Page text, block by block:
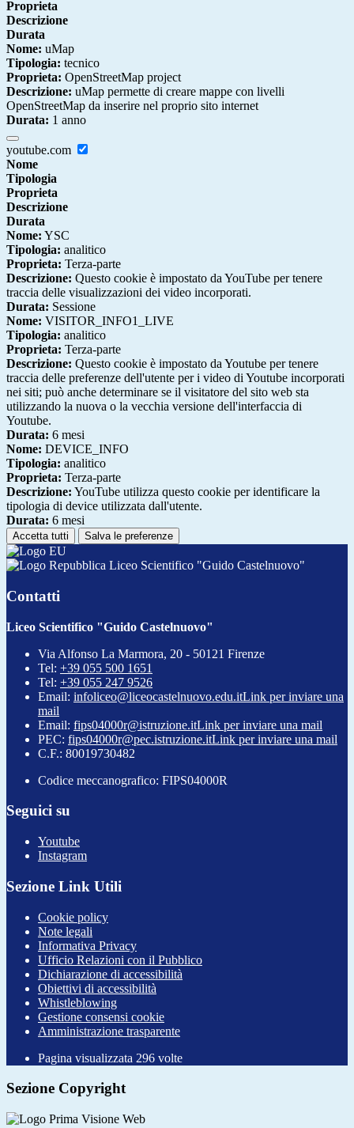
Proprieta
Descrizione
Durata
Nome: uMap
Tipologia: tecnico
Proprieta: OpenStreetMap project
Descrizione: uMap permette di creare mappe con livelli
OpenStreetMap da inserire nel proprio sito internet
Durata: 1 anno
youtube.com
Nome
Tipologia
Proprieta
Descrizione
Durata
Nome: YSC
Tipologia: analitico
Proprieta: Terza-parte
Descrizione: Questo cookie è impostato da YouTube per tenere
traccia delle visualizzazioni dei video incorporati.
Durata: Sessione
Nome: VISITOR_INFO1_LIVE
Tipologia: analitico
Proprieta: Terza-parte
Descrizione: Questo cookie è impostato da Youtube per tenere
traccia delle preferenze dell'utente per i video di Youtube incorporati
nei siti; può anche determinare se il visitatore del sito web sta
utilizzando la nuova o la vecchia versione dell'interfaccia di
Youtube.
Durata: 6 mesi
Nome: DEVICE_INFO
Tipologia: analitico
Proprieta: Terza-parte
Descrizione: YouTube utilizza questo cookie per identificare la
tipologia di device utilizzata dall'utente.
Durata: 6 mesi
Accetta tutti Salva le preferenze
Liceo Scientifico "Guido Castelnuovo"
Contatti
Liceo Scientifico "Guido Castelnuovo"
Via Alfonso La Marmora, 20 - 50121 Firenze
Tel: +39 055 500 1651
Tel: +39 055 247 9526
Email: infoliceo@liceocastelnuovo.edu.itLink per inviare una
mail
Email: fips04000r@istruzione.itLink per inviare una mail
PEC: fips04000r@pec.istruzione.itLink per inviare una mail
C.F.: 80019730482
Codice meccanografico: FIPS04000R
Seguici su
Youtube
Instagram
Sezione Link Utili
Cookie policy
Note legali
Informativa Privacy
Ufficio Relazioni con il Pubblico
Dichiarazione di accessibilità
Obiettivi di accessibilità
Whistleblowing
Gestione consensi cookie
Amministrazione trasparente
Pagina visualizzata 296 volte
Sezione Copyright